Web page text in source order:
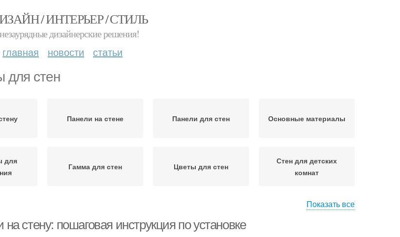
/ ИНТЕРЬЕР / СТИЛЬ
незаурядные дизайнерские решения!
главная новости статьи
для стен
Панели на стене Панели для стен Основные материалы
для
Гамма для стен Цветы для стен
Стен для детских
комнат
внутренней отделки
Показать все
стену: пошаговая инструкция по установке